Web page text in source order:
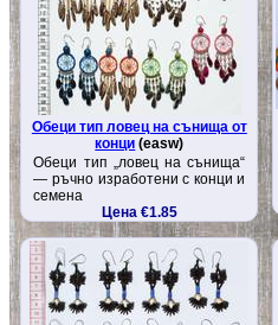
Обеци тип ловец на сънища от
конци (easw)
Обеци тип „ловец на сънища“
— ръчно изработени с конци и
семена
Цена €1.85